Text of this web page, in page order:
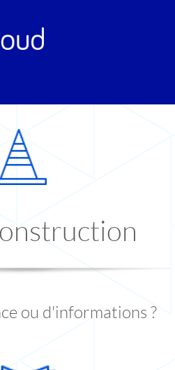
ou d'informations ?